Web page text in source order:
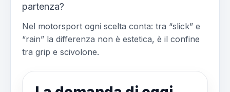
partenza?
Nel motorsport ogni scelta conta: tra “slick” e
“rain” la differenza non è estetica, è il confine
tra grip e scivolone.